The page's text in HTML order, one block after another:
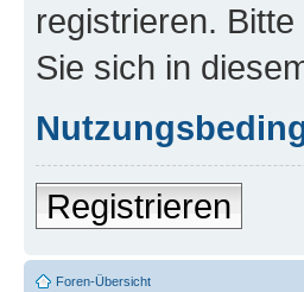
registrieren.
Sie sich in
Registrieren
Foren-Übersicht